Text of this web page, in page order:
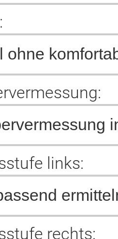
links:
rechts: